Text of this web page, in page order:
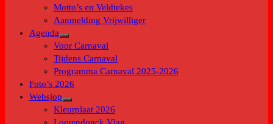
Motto’s en Veldtekes
Aanmelding Vrijwilliger
Agenda
Toon
submenu
Voor Carnaval
Tijdens Carnaval
Programma Carnaval 2025-2026
Foto’s 2026
Websjop
Toon
submenu
Kleurplaat 2026